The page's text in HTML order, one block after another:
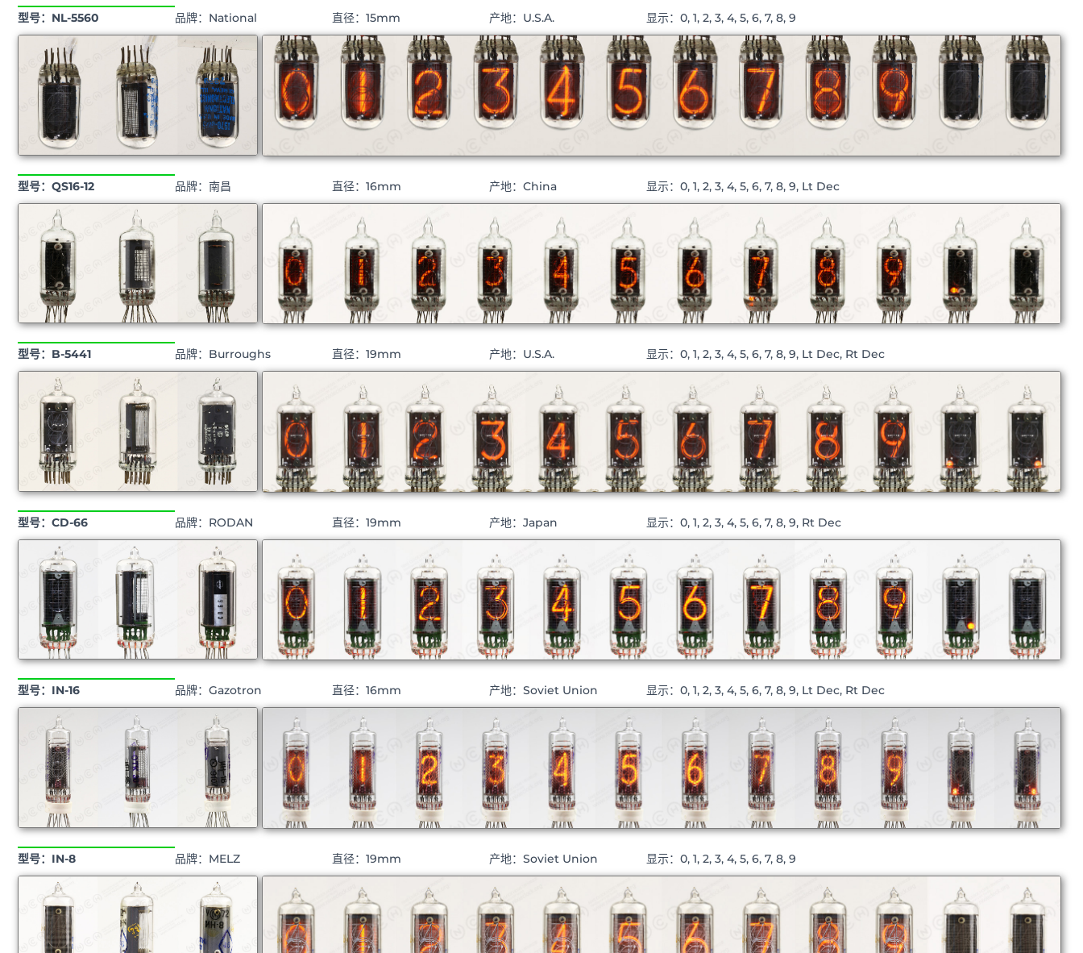
型号：NL-5560 品牌：National 直径：15mm 产地：U.S.A. 显示：0, 1, 2, 3, 4, 5, 6, 7, 8, 9
型号：QS16-12 品牌：南昌 直径：16mm 产地：China 显示：0, 1, 2, 3, 4, 5, 6, 7, 8, 9, Lt Dec
型号：B-5441 品牌：Burroughs 直径：19mm 产地：U.S.A. 显示：0, 1, 2, 3, 4, 5, 6, 7, 8, 9, Lt Dec, Rt Dec
型号：CD-66 品牌：RODAN 直径：19mm 产地：Japan 显示：0, 1, 2, 3, 4, 5, 6, 7, 8, 9, Rt Dec
型号：IN-16 品牌：Gazotron 直径：16mm 产地：Soviet Union 显示：0, 1, 2, 3, 4, 5, 6, 7, 8, 9, Lt Dec, Rt Dec
型号：IN-8 品牌：MELZ 直径：19mm 产地：Soviet Union 显示：0, 1, 2, 3, 4, 5, 6, 7, 8, 9